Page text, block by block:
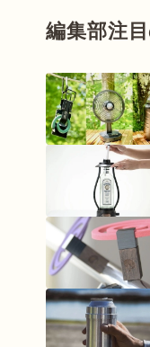
編集部注